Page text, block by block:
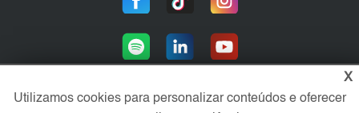
X
Utilizamos cookies para personalizar conteúdos e oferecer